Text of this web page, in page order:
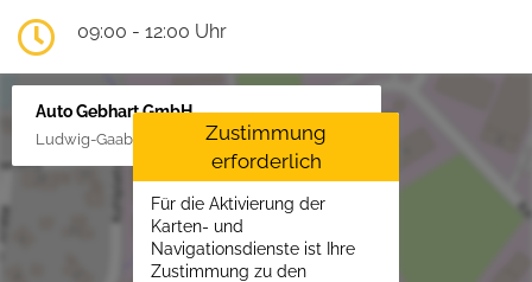
09:00 - 12:00 Uhr
Auto Gebhart GmbH
Ludwig-Gaab-Str. 4, 88427 Bad Schussenried
Zustimmung
erforderlich
Für die Aktivierung der
Karten- und
Navigationsdienste ist Ihre
Zustimmung zu den